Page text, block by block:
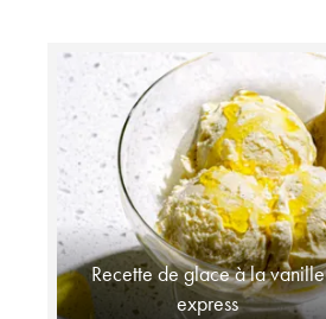
Recette de glace à la vanille
express